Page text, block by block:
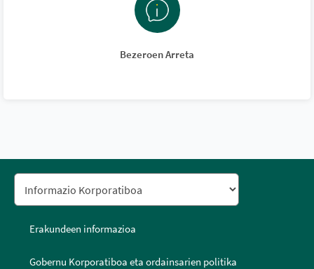
Bezeroen Arreta
Erakundeen informazioa
Gobernu Korporatiboa eta ordainsarien politika